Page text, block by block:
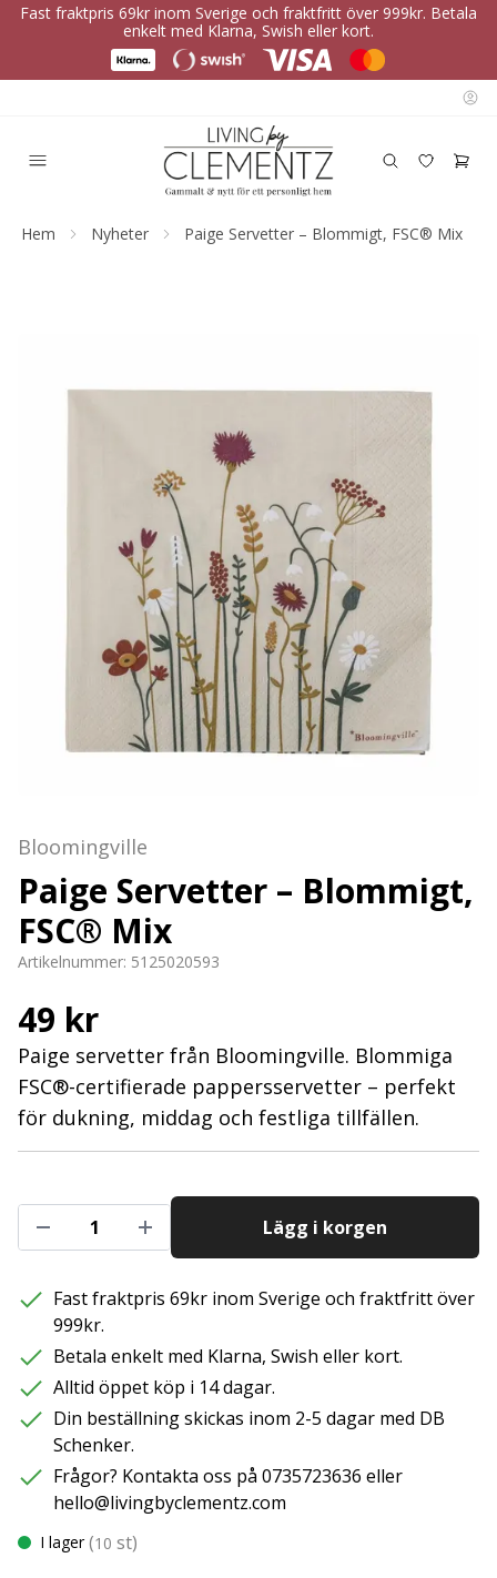
Fast fraktpris 69kr inom Sverige och fraktfritt över 999kr. Betala
enkelt med Klarna, Swish eller kort.
Hem Nyheter Paige Servetter – Blommigt, FSC® Mix
Bloomingville
Paige Servetter – Blommigt,
FSC® Mix
Artikelnummer: 5125020593
49 kr
Paige servetter från Bloomingville. Blommiga
FSC®-certifierade pappersservetter – perfekt
för dukning, middag och festliga tillfällen.
Lägg i korgen
Fast fraktpris 69kr inom Sverige och fraktfritt över
999kr.
Betala enkelt med Klarna, Swish eller kort.
Alltid öppet köp i 14 dagar.
Din beställning skickas inom 2-5 dagar med DB
Schenker.
Frågor? Kontakta oss på 0735723636 eller
hello@livingbyclementz.com
I lager (10 st)